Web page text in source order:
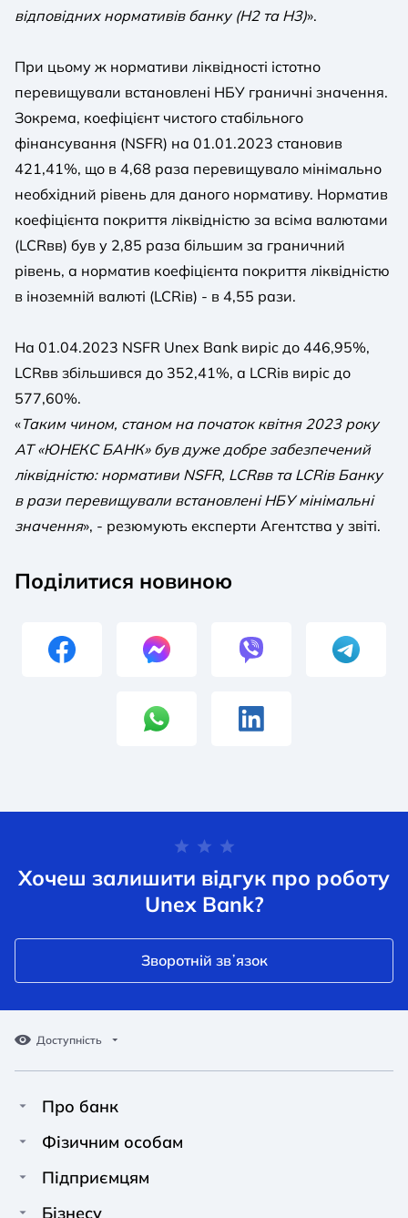
відповідних нормативів банку (Н2 та Н3)».
При цьому ж нормативи ліквідності істотно
перевищували встановлені НБУ граничні значення.
Зокрема, коефіцієнт чистого стабільного
фінансування (NSFR) на 01.01.2023 становив
421,41%, що в 4,68 раза перевищувало мінімально
необхідний рівень для даного нормативу. Норматив
коефіцієнта покриття ліквідністю за всіма валютами
(LCRвв) був у 2,85 раза більшим за граничний
рівень, а норматив коефіцієнта покриття ліквідністю
в іноземній валюті (LCRів) - в 4,55 рази.
На 01.04.2023 NSFR Unex Bank виріс до 446,95%,
LCRвв збільшився до 352,41%, а LCRів виріс до
577,60%.
«Таким чином, станом на початок квітня 2023 року
АТ «ЮНЕКС БАНК» був дуже добре забезпечений
ліквідністю: нормативи NSFR, LCRвв та LCRів Банку
в рази перевищували встановлені НБУ мінімальні
значення», - резюмують експерти Агентства у звіті.
Поділитися новиною
Хочеш залишити відгук про роботу
Unex Bank?
Зворотній звʼязок
Доступність
A A
Звичайний
A A
Середній
A A
Про банк
Про Unex Bank
Фізичним особам
Кредити
Підприємцям
Фінансування
Бізнесу